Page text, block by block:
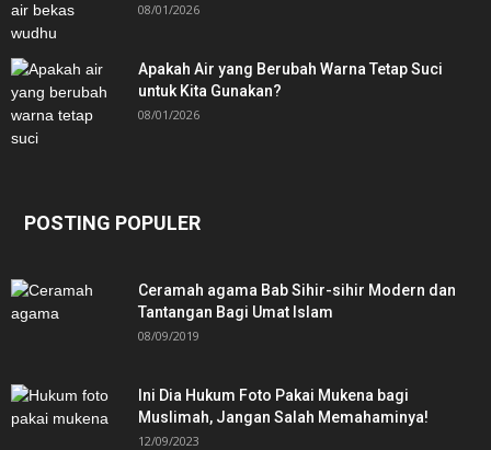
08/01/2026
Apakah Air yang Berubah Warna Tetap Suci
untuk Kita Gunakan?
08/01/2026
POSTING POPULER
Ceramah agama Bab Sihir-sihir Modern dan
Tantangan Bagi Umat Islam
08/09/2019
Ini Dia Hukum Foto Pakai Mukena bagi
Muslimah, Jangan Salah Memahaminya!
12/09/2023